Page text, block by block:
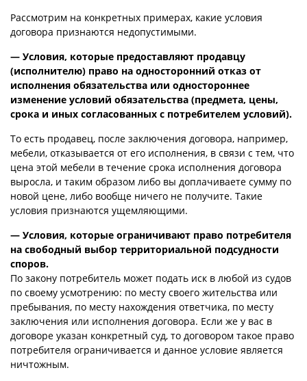
Рассмотрим на конкретных примерах, какие условия
договора признаются недопустимыми.
— Условия, которые предоставляют продавцу
(исполнителю) право на односторонний отказ от
исполнения обязательства или одностороннее
изменение условий обязательства (предмета, цены,
срока и иных согласованных с потребителем условий).
То есть продавец, после заключения договора, например,
мебели, отказывается от его исполнения, в связи с тем, что
цена этой мебели в течение срока исполнения договора
выросла, и таким образом либо вы доплачиваете сумму по
новой цене, либо вообще ничего не получите. Такие
условия признаются ущемляющими.
— Условия, которые ограничивают право потребителя
на свободный выбор территориальной подсудности
споров.
По закону потребитель может подать иск в любой из судов
по своему усмотрению: по месту своего жительства или
пребывания, по месту нахождения ответчика, по месту
заключения или исполнения договора. Если же у вас в
договоре указан конкретный суд, то договором такое право
потребителя ограничивается и данное условие является
ничтожным.